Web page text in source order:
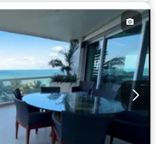
de Limpieza
Gimnasio
Recámara con closet
Terraza
Vista panorámica